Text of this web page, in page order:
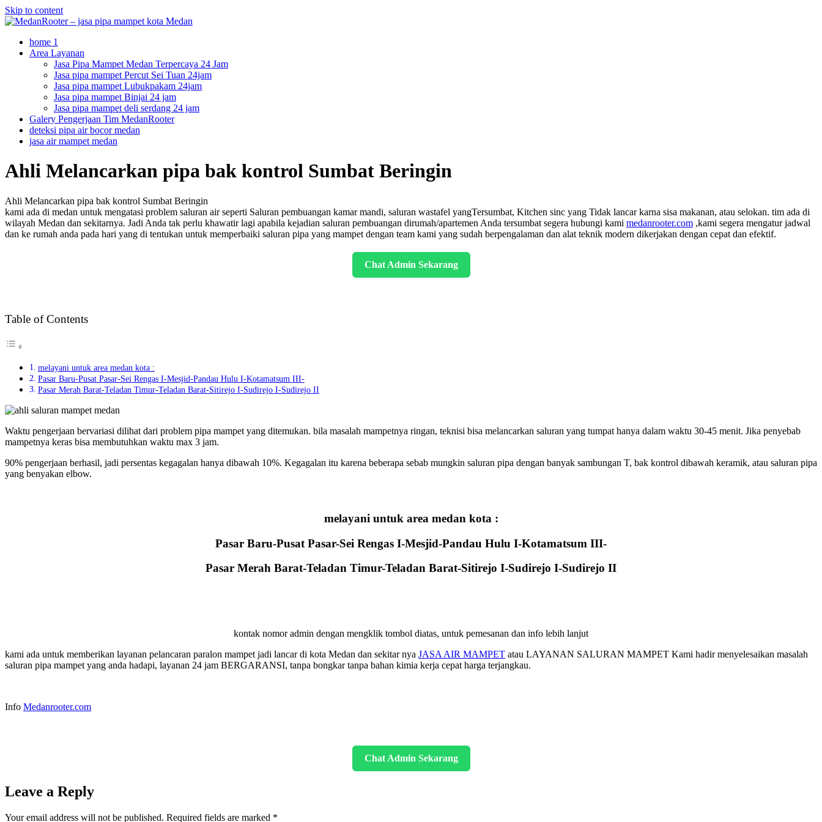
Skip to content
home 1
Area Layanan
Jasa Pipa Mampet Medan Terpercaya 24 Jam
Jasa pipa mampet Percut Sei Tuan 24jam
Jasa pipa mampet Lubukpakam 24jam
Jasa pipa mampet Binjai 24 jam
Jasa pipa mampet deli serdang 24 jam
Galery Pengerjaan Tim MedanRooter
deteksi pipa air bocor medan
jasa air mampet medan
Ahli Melancarkan pipa bak kontrol Sumbat Beringin
Ahli Melancarkan pipa bak kontrol Sumbat Beringin
kami ada di medan untuk mengatasi problem saluran air seperti Saluran pembuangan kamar mandi, saluran wastafel yangTersumbat, Kitchen sinc yang Tidak lancar karna sisa makanan, atau selokan. tim ada di
wilayah Medan dan sekitarnya. Jadi Anda tak perlu khawatir lagi apabila kejadian saluran pembuangan dirumah/apartemen Anda tersumbat segera hubungi kami medanrooter.com ,kami segera mengatur jadwal
dan ke rumah anda pada hari yang di tentukan untuk memperbaiki saluran pipa yang mampet dengan team kami yang sudah berpengalaman dan alat teknik modern dikerjakan dengan cepat dan efektif.
Chat Admin Sekarang
Table of Contents
melayani untuk area medan kota :
Pasar Baru-Pusat Pasar-Sei Rengas I-Mesjid-Pandau Hulu I-Kotamatsum III-
Pasar Merah Barat-Teladan Timur-Teladan Barat-Sitirejo I-Sudirejo I-Sudirejo II
Waktu pengerjaan bervariasi dilihat dari problem pipa mampet yang ditemukan. bila masalah mampetnya ringan, teknisi bisa melancarkan saluran yang tumpat hanya dalam waktu 30-45 menit. Jika penyebab
mampetnya keras bisa membutuhkan waktu max 3 jam.
90% pengerjaan berhasil, jadi persentas kegagalan hanya dibawah 10%. Kegagalan itu karena beberapa sebab mungkin saluran pipa dengan banyak sambungan T, bak kontrol dibawah keramik, atau saluran pipa
yang benyakan elbow.
melayani untuk area medan kota :
Pasar Baru-Pusat Pasar-Sei Rengas I-Mesjid-Pandau Hulu I-Kotamatsum III-
Pasar Merah Barat-Teladan Timur-Teladan Barat-Sitirejo I-Sudirejo I-Sudirejo II
kontak nomor admin dengan mengklik tombol diatas, untuk pemesanan dan info lebih lanjut
kami ada untuk memberikan layanan pelancaran paralon mampet jadi lancar di kota Medan dan sekitar nya JASA AIR MAMPET atau LAYANAN SALURAN MAMPET Kami hadir menyelesaikan masalah
saluran pipa mampet yang anda hadapi, layanan 24 jam BERGARANSI, tanpa bongkar tanpa bahan kimia kerja cepat harga terjangkau.
Info Medanrooter.com
Chat Admin Sekarang
Leave a Reply
Your email address will not be published. Required fields are marked *